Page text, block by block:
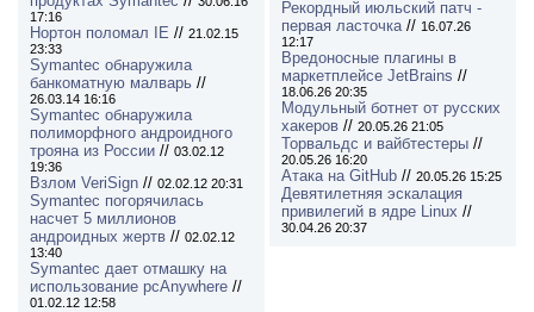
17:16
Нортон поломал IE // 21.02.15
23:33
Symantec обнаружила
банкоматную малварь //
26.03.14 16:16
Symantec обнаружила
полиморфного андроидного
трояна из России // 03.02.12
19:36
Взлом VeriSign // 02.02.12 20:31
Symantec погорячилась
насчет 5 миллионов
андроидных жертв // 02.02.12
13:40
Symantec дает отмашку на
использование pcAnywhere //
01.02.12 12:58
Рекордный июльский патч -
первая ласточка// 16.07.26
12:17
Вредоносные плагины в
маркетплейсе JetBrains //
18.06.26 20:35
Модульный ботнет от русских
хакеров // 20.05.26 21:05
Торвальдс и вайбтестеры //
20.05.26 16:20
Атака на GitHub // 20.05.26 15:25
Девятилетняя эскалация
привилегий в ядре Linux //
30.04.26 20:37